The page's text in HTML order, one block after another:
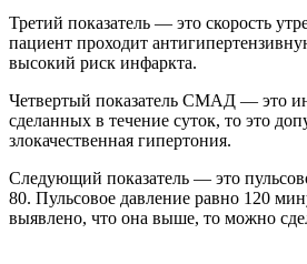
Третий показатель — это скорость
пациент проходит
высокий риск инфаркта.
Четвертый показатель СМАД — это
сделанных в течение суток, то это
злокачественная гипертония.
Следующий показатель — это
80. Пульсовое давление равно 120
выявлено, что она выше, то можно